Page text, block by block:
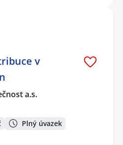
v
a.s.
Plný úvazek